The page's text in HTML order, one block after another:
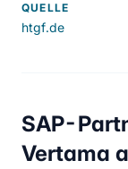
QUELLE
htgf.de
SAP-
Vertama